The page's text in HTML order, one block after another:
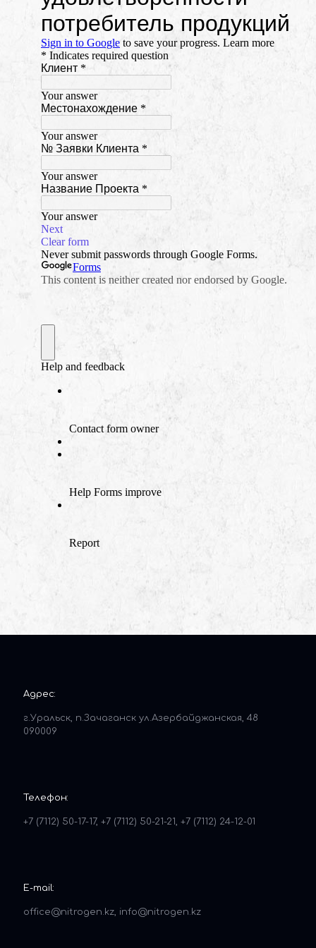
Адрес:
г.Уральск, п.Зачаганск ул.Азербайджанская, 48
090009
Телефон:
+7 (7112) 50-17-17, +7 (7112) 50-21-21, +7 (7112) 24-12-01
E-mail:
office@nitrogen.kz, info@nitrogen.kz